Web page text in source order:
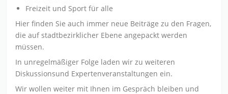
Freizeit und Sport für alle
Hier finden Sie auch immer neue Beiträge zu den Fragen,
die auf stadtbezirklicher Ebene angepackt werden
müssen.
In unregelmäßiger Folge laden wir zu weiteren
Diskussionsund Expertenveranstaltungen ein.
Wir wollen weiter mit Ihnen im Gespräch bleiben und